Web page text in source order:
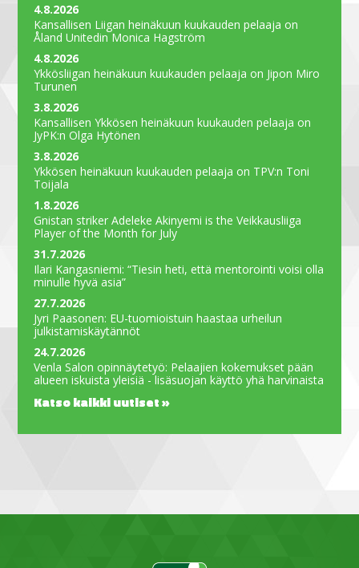
4.8.2026
Kansallisen Liigan heinäkuun kuukauden pelaaja on
Åland Unitedin Monica Hagström
4.8.2026
Ykkösliigan heinäkuun kuukauden pelaaja on Jipon Miro
Turunen
3.8.2026
Kansallisen Ykkösen heinäkuun kuukauden pelaaja on
JyPK:n Olga Hytönen
3.8.2026
Ykkösen heinäkuun kuukauden pelaaja on TPV:n Toni
Toijala
1.8.2026
Gnistan striker Adeleke Akinyemi is the Veikkausliiga
Player of the Month for July
31.7.2026
Ilari Kangasniemi: “Tiesin heti, että mentorointi voisi olla
minulle hyvä asia”
27.7.2026
Jyri Paasonen: EU-tuomioistuin haastaa urheilun
julkistamiskäytännöt
24.7.2026
Venla Salon opinnäytetyö: Pelaajien kokemukset pään
alueen iskuista yleisiä - lisäsuojan käyttö yhä harvinaista
Katso kaikki uutiset »